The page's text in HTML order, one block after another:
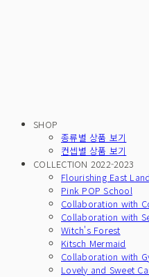
SHOP
종류별 상품 보기
컨셉별 상품 보기
COLLECTION 2022-2023
Flourishing East
Pink POP School
Collaboration with
Collaboration with
Witch's Forest
Kitsch Mermaid
Collaboration with
Lovely and Sweet